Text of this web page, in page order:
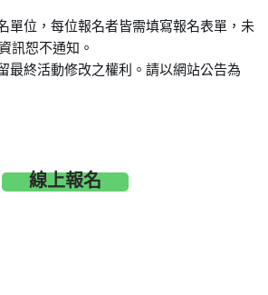
單位，每位報名者皆需填寫報名表單，未
訊恕不通知。
最終活動修改之權利。請以網站公告為
線上報名